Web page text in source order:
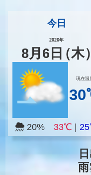
今日
2026年
8月 6 日（木）
現在温
20% 33℃